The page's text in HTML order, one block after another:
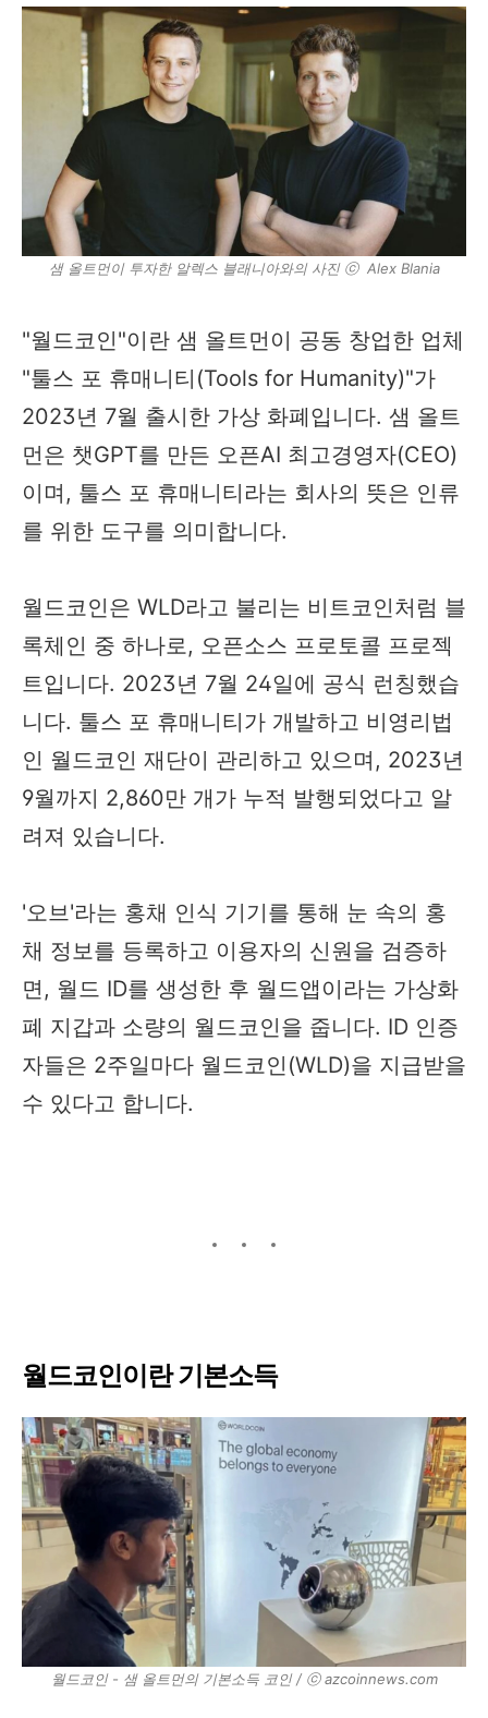
샘 올트먼이 투자한 알렉스 블래니아와의 사진 ⓒ Alex Blania
"월드코인"이란 샘 올트먼이 공동 창업한 업체
"툴스 포 휴매니티(Tools for Humanity)"가
2023년 7월 출시한 가상 화폐입니다. 샘 올트
먼은 챗GPT를 만든 오픈AI 최고경영자(CEO)
이며, 툴스 포 휴매니티라는 회사의 뜻은 인류
를 위한 도구를 의미합니다.
월드코인은 WLD라고 불리는 비트코인처럼 블
록체인 중 하나로, 오픈소스 프로토콜 프로젝
트입니다. 2023년 7월 24일에 공식 런칭했습
니다. 툴스 포 휴매니티가 개발하고 비영리법
인 월드코인 재단이 관리하고 있으며, 2023년
9월까지 2,860만 개가 누적 발행되었다고 알
려져 있습니다.
'오브'라는 홍채 인식 기기를 통해 눈 속의 홍
채 정보를 등록하고 이용자의 신원을 검증하
면, 월드 ID를 생성한 후 월드앱이라는 가상화
폐 지갑과 소량의 월드코인을 줍니다. ID 인증
자들은 2주일마다 월드코인(WLD)을 지급받을
수 있다고 합니다.
월드코인이란 기본소득
월드코인 - 샘 올트먼의 기본소득 코인 / ⓒ azcoinnews.com